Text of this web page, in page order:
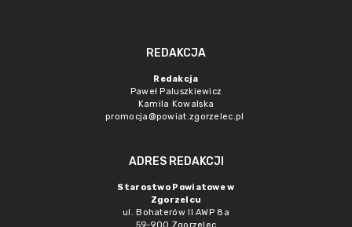
REDAKCJA
Redakcja
Paweł Paluszkiewicz
Kamila Kowalska
promocja@powiat.zgorzelec.pl
ADRES REDAKCJI
Starostwo Powiatowe w
Zgorzelcu
ul. Bohaterów II AWP 8a